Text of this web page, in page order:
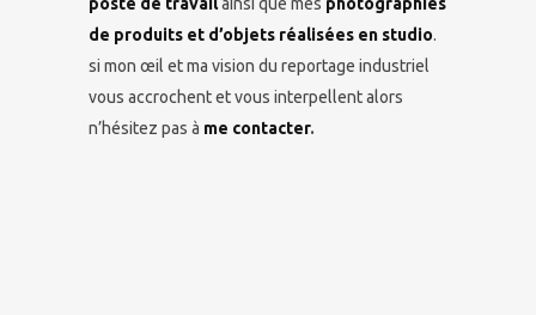
de produits et d’objets réalisées en studio.
si mon œil et ma vision du reportage industriel
vous accrochent et vous interpellent alors
n’hésitez pas à me contacter.